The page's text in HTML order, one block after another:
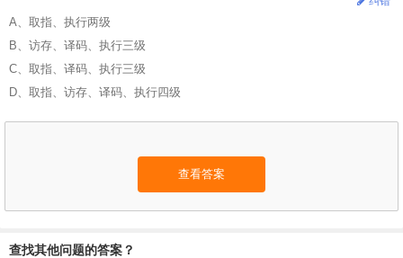
A、取指、执行两级
B、访存、译码、执行三级
C、取指、译码、执行三级
D、取指、访存、译码、执行四级
查看答案
查找其他问题的答案？